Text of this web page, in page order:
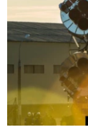
КИТАЙ.ВИКЛИКИ
МУЛЬТИМЕДІА
СПЕЦПРОЄКТИ
ПОДКАСТИ